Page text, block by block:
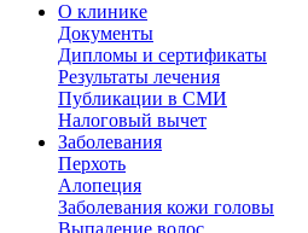
О клинике
Документы
Дипломы и сертификаты
Результаты лечения
Публикации в СМИ
Налоговый вычет
Заболевания
Перхоть
Алопеция
Заболевания кожи головы
Выпадение волос